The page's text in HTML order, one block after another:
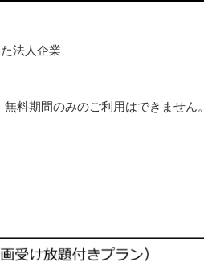
法人企業
期間のみのご利用はできません。